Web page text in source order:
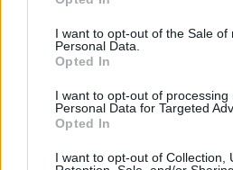
I want to opt-out of the Sale of
Personal Data.
Opted In
I want to opt-out of processing
Personal Data for Targeted
Opted In
I want to opt-out of Collection,